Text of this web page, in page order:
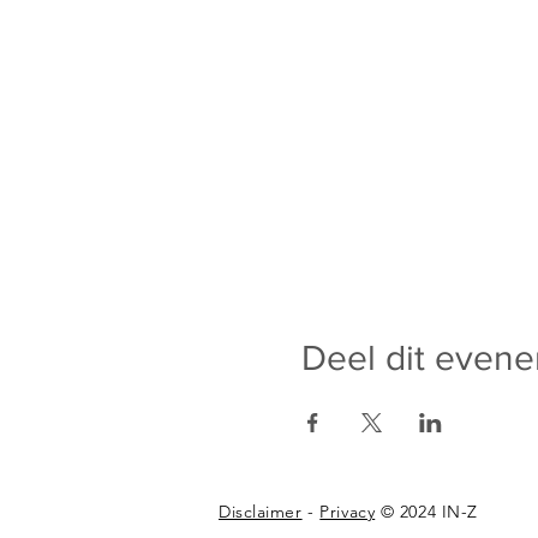
Deel dit
Disclaimer - Privacy © 2024 IN-Z